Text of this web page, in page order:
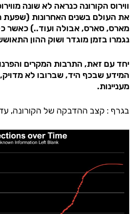
ווירוס הקורונה כנראה לא שונה
את העולם בשנים האחרונות (שפעת
מארס, סארס, אבולה ועוד..) כאשר
נגמרו בזמן מוגדר ושוק ההון
יחד עם זאת, התרבות המקרים
המידע שבכף היד, שברובו לא מדויק,
מעניינות.
בגרף : קצב ההדבקה של הקורונה, עד